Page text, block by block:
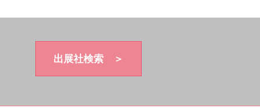
出展社検索 ＞